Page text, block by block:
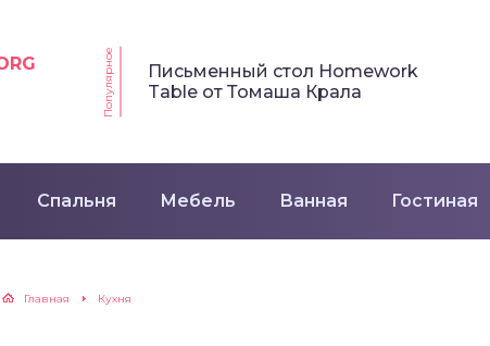
Популярное
Письменный стол Homework
Table от Томаша Крала
Спальня Мебель Ванная Гостиная
Главная Кухня